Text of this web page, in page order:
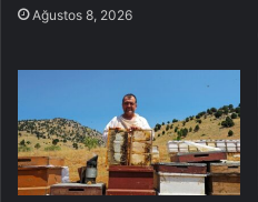
Ağustos 8, 2026